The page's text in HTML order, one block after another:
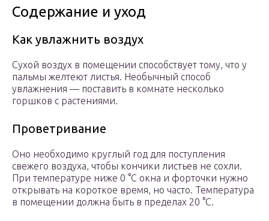
Содержание и уход
Как увлажнить воздух
Сухой воздух в помещении способствует тому, что у
пальмы желтеют листья. Необычный способ
увлажнения — поставить в комнате несколько
горшков с растениями.
Проветривание
Оно необходимо круглый год для поступления
свежего воздуха, чтобы кончики листьев не сохли.
При температуре ниже 0 °С окна и форточки нужно
открывать на короткое время, но часто. Температура
в помещении должна быть в пределах 20 °С.